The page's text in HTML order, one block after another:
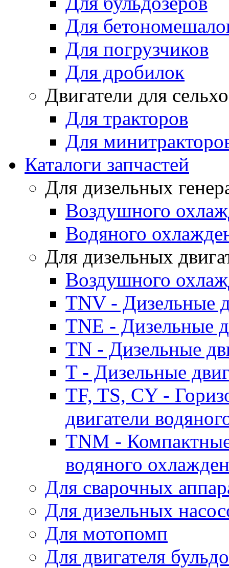
Для
Для погрузчиков
Для дробилок
Двигатели для
Для тракторов
Для
Каталоги запчастей
Для дизельных
Воздушного
Водяного
Для дизельных
Воздушного
TNV - Дизельные
TNE - Дизельные
TN - Дизельные
T - Дизельные
TF, TS, CY -
двигатели
TNM -
водяного
Для сварочных
Для дизельных
Для мотопомп
Для двигателя